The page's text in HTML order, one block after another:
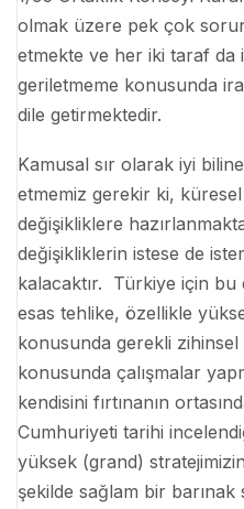
olmak üzere pek çok
etmekte ve her iki taraf da
geriletmeme konusunda
dile getirmektedir.
Kamusal sır olarak iyi
etmemiz gerekir ki,
değişikliklere
değişikliklerin istese de
kalacaktır. Türkiye için bu
esas tehlike, özellikle
konusunda gerekli
konusunda çalışmalar
kendisini fırtınanın
Cumhuriyeti tarihi
yüksek (grand)
şekilde sağlam bir barınak